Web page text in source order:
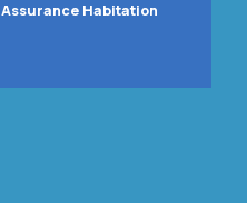
Assurance Habitation